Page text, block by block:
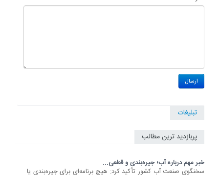
تبلیغات
پربازدید ترین مطالب
خبر مهم درباره آب؛ جیره‌بندی و قطعی...
سخنگوی صنعت آب کشور تأکید کرد: هیچ برنامه‌ای برای جیره‌بندی یا